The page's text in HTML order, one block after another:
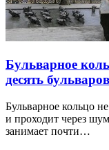
Бульварное
десять бульваров
Бульварное кольцо
и проходит через
занимает почти…